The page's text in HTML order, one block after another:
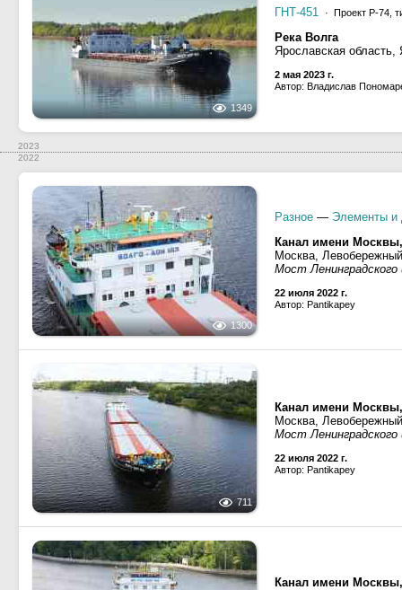
1349
ГНТ-451 · Проект Р-74,
Река Волга
Ярославская область,
2 мая 2023 г.
Автор: Владислав
2023
2022
1300
Разное — Элементы и
Канал имени
Москва, Левобережный
Мост Ленинградского
22 июля 2022 г.
Автор: Pantikapey
711
Канал имени
Москва, Левобережный
Мост Ленинградского
22 июля 2022 г.
Автор: Pantikapey
Канал имени